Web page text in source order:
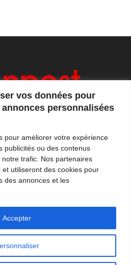
vos données pour
personnalisées
pour améliorer votre expérience
publicités ou des contenus
trafic. Nos partenaires
utiliseront des cookies pour
des annonces et les
Accepter
équipe de journalistes vous
de suivre l'actualité en
à l'international.
contact@axonpost.com